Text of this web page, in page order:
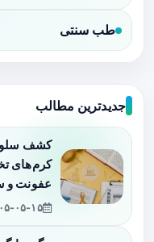
طب سنتی
جدیدترین مطالب
کشف
کرم‌های
عفونت و
۱۴۰۵-